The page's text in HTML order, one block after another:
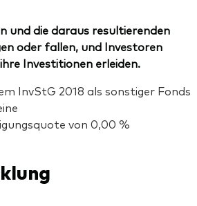
und die daraus resultierenden
oder fallen, und Investoren
Investitionen erleiden.
InvStG 2018 als sonstiger Fonds
von 0,00 %